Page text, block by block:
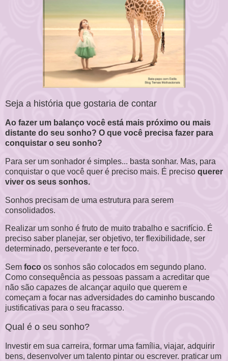
Seja a história que gostaria de contar
Ao fazer um balanço você está mais próximo ou mais
distante do seu sonho? O que você precisa fazer para
conquistar o seu sonho?
Para ser um sonhador é simples... basta sonhar. Mas, para
conquistar o que você quer é preciso mais. É preciso querer
viver os seus sonhos.
Sonhos precisam de uma estrutura para serem
consolidados.
Realizar um sonho é fruto de muito trabalho e sacrifício. É
preciso saber planejar, ser objetivo, ter flexibilidade, ser
determinado, perseverante e ter foco.
Sem foco os sonhos são colocados em segundo plano.
Como consequência as pessoas passam a acreditar que
não são capazes de alcançar aquilo que querem e
começam a focar nas adversidades do caminho buscando
justificativas para o seu fracasso.
Qual é o seu sonho?
Investir em sua carreira, formar uma família, viajar, adquirir
bens, desenvolver um talento pintar ou escrever. praticar um